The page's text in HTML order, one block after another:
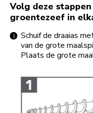
Volg deze
groentezeef in
Schuif de draaias
van de grote
Plaats de grote